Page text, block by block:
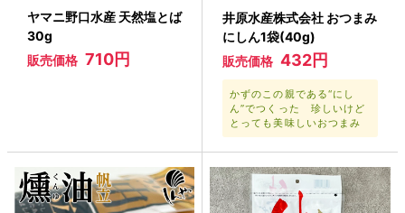
ヤマニ野口水産 天然塩とば
30g
販売価格 710円
井原水産株式会社 おつまみ
にしん1袋(40g)
販売価格 432円
かずのこの親である“にし
ん”でつくった 珍しいけど
とっても美味しいおつまみ